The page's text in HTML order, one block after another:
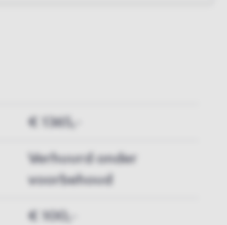
€ 1365,-
Verhuurd onder
voorbehoud
€ 100,-